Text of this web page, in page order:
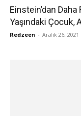
Einstein’dan Daha
Yaşındaki Çocuk,
Redzeen - Aralık 26, 2021